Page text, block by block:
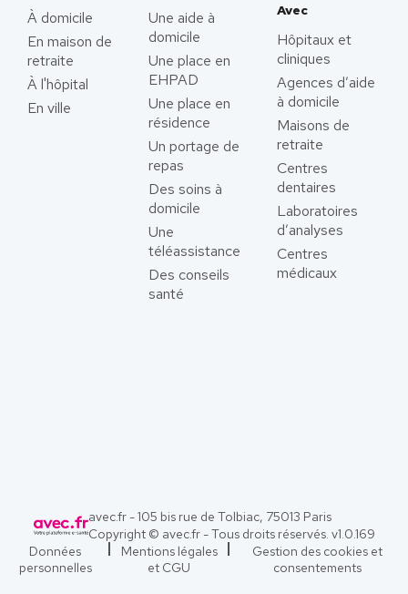
À domicile
En maison de
retraite
À l'hôpital
En ville
Une aide à
domicile
Une place en
EHPAD
Une place en
résidence
Un portage de
repas
Des soins à
domicile
Une
téléassistance
Des conseils
santé
Avec
Hôpitaux et
cliniques
Agences d’aide
à domicile
Maisons de
retraite
Centres
dentaires
Laboratoires
d’analyses
Centres
médicaux
avec.fr - 105 bis rue de Tolbiac, 75013 Paris
Copyright © avec.fr - Tous droits réservés. v1.0.169
Données
personnelles
Mentions légales
et CGU
Gestion des cookies et
consentements